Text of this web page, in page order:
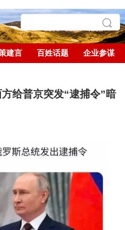
建言 百姓话题 企业参谋
给普京突发“逮捕令”暗